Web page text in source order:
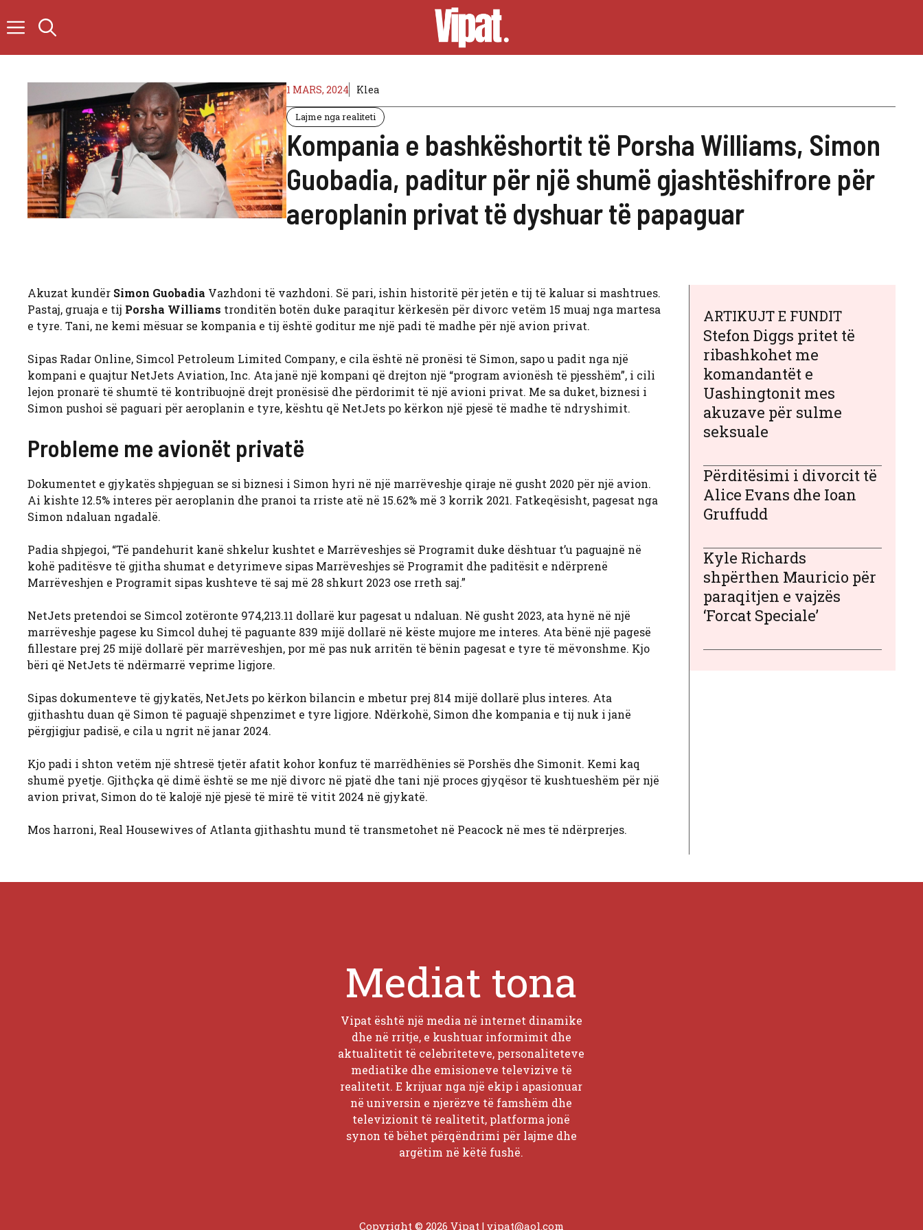
to
1 MARS, 2024 Klea
Lajme nga realiteti
Kompania e bashkëshortit të Porsha Williams, Simon
Guobadia, paditur për një shumë gjashtëshifrore për
aeroplanin privat të dyshuar të papaguar
Akuzat kundër Simon Guobadia Vazhdoni të vazhdoni. Së pari, ishin historitë për jetën e tij të kaluar si mashtrues.
Pastaj, gruaja e tij Porsha Williams tronditën botën duke paraqitur kërkesën për divorc vetëm 15 muaj nga martesa
e tyre. Tani, ne kemi mësuar se kompania e tij është goditur me një padi të madhe për një avion privat.
Sipas Radar Online, Simcol Petroleum Limited Company, e cila është në pronësi të Simon, sapo u padit nga një
kompani e quajtur NetJets Aviation, Inc. Ata janë një kompani që drejton një “program avionësh të pjesshëm”, i cili
lejon pronarë të shumtë të kontribuojnë drejt pronësisë dhe përdorimit të një avioni privat. Me sa duket, biznesi i
Simon pushoi së paguari për aeroplanin e tyre, kështu që NetJets po kërkon një pjesë të madhe të ndryshimit.
Probleme me avionët privatë
Dokumentet e gjykatës shpjeguan se si biznesi i Simon hyri në një marrëveshje qiraje në gusht 2020 për një avion.
Ai kishte 12.5% ​​interes për aeroplanin dhe pranoi ta rriste atë në 15.62% më 3 korrik 2021. Fatkeqësisht, pagesat nga
Simon ndaluan ngadalë.
Padia shpjegoi, “Të pandehurit kanë shkelur kushtet e Marrëveshjes së Programit duke dështuar t’u paguajnë në
kohë paditësve të gjitha shumat e detyrimeve sipas Marrëveshjes së Programit dhe paditësit e ndërprenë
Marrëveshjen e Programit sipas kushteve të saj më 28 shkurt 2023 ose rreth saj.”
NetJets pretendoi se Simcol zotëronte 974,213.11 dollarë kur pagesat u ndaluan. Në gusht 2023, ata hynë në një
marrëveshje pagese ku Simcol duhej të paguante 839 mijë dollarë në këste mujore me interes. Ata bënë një pagesë
fillestare prej 25 mijë dollarë për marrëveshjen, por më pas nuk arritën të bënin pagesat e tyre të mëvonshme. Kjo
bëri që NetJets të ndërmarrë veprime ligjore.
Sipas dokumenteve të gjykatës, NetJets po kërkon bilancin e mbetur prej 814 mijë dollarë plus interes. Ata
gjithashtu duan që Simon të paguajë shpenzimet e tyre ligjore. Ndërkohë, Simon dhe kompania e tij nuk i janë
përgjigjur padisë, e cila u ngrit në janar 2024.
Kjo padi i shton vetëm një shtresë tjetër afatit kohor konfuz të marrëdhënies së Porshës dhe Simonit. Kemi kaq
shumë pyetje. Gjithçka që dimë është se me një divorc në pjatë dhe tani një proces gjyqësor të kushtueshëm për një
avion privat, Simon do të kalojë një pjesë të mirë të vitit 2024 në gjykatë.
Mos harroni, Real Housewives of Atlanta gjithashtu mund të transmetohet në Peacock në mes të ndërprerjes.
ARTIKUJT E FUNDIT
Stefon Diggs pritet të
ribashkohet me
komandantët e
Uashingtonit mes
akuzave për sulme
seksuale
Përditësimi i divorcit të
Alice Evans dhe Ioan
Gruffudd
Kyle Richards
shpërthen Mauricio për
paraqitjen e vajzës
‘Forcat Speciale’
Mediat tona
Vipat është një media në internet dinamike
dhe në rritje, e kushtuar informimit dhe
aktualitetit të celebriteteve, personaliteteve
mediatike dhe emisioneve televizive të
realitetit. E krijuar nga një ekip i apasionuar
në universin e njerëzve të famshëm dhe
televizionit të realitetit, platforma jonë
synon të bëhet përqëndrimi për lajme dhe
argëtim në këtë fushë.
Copyright © 2026 Vipat | vipat@aol.com